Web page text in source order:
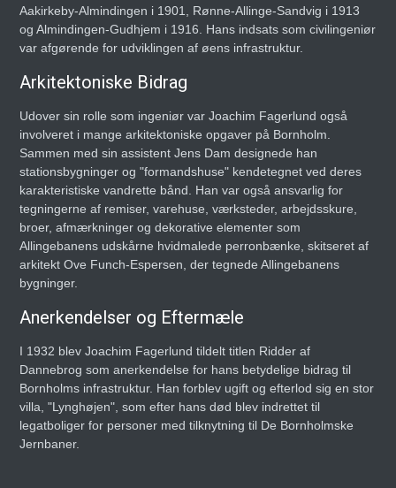
Aakirkeby-Almindingen i 1901, Rønne-Allinge-Sandvig i 1913
og Almindingen-Gudhjem i 1916. Hans indsats som civilingeniør
var afgørende for udviklingen af øens infrastruktur.
Arkitektoniske Bidrag
Udover sin rolle som ingeniør var Joachim Fagerlund også
involveret i mange arkitektoniske opgaver på Bornholm.
Sammen med sin assistent Jens Dam designede han
stationsbygninger og "formandshuse" kendetegnet ved deres
karakteristiske vandrette bånd. Han var også ansvarlig for
tegningerne af remiser, varehuse, værksteder, arbejdsskure,
broer, afmærkninger og dekorative elementer som
Allingebanens udskårne hvidmalede perronbænke, skitseret af
arkitekt Ove Funch-Espersen, der tegnede Allingebanens
bygninger.
Anerkendelser og Eftermæle
I 1932 blev Joachim Fagerlund tildelt titlen Ridder af
Dannebrog som anerkendelse for hans betydelige bidrag til
Bornholms infrastruktur. Han forblev ugift og efterlod sig en stor
villa, "Lynghøjen", som efter hans død blev indrettet til
legatboliger for personer med tilknytning til De Bornholmske
Jernbaner.